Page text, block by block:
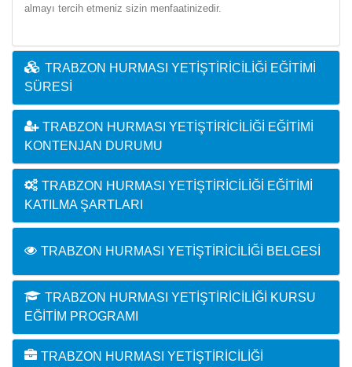
almayı tercih etmeniz sizin menfaatinizedir.
TRABZON HURMASI YETIŞTIRICILIĞI EĞITIMI
SÜRESI
TRABZON HURMASI YETIŞTIRICILIĞI EĞITIMI
KONTENJAN DURUMU
TRABZON HURMASI YETIŞTIRICILIĞI EĞITIMI
KATILMA ŞARTLARI
TRABZON HURMASI YETIŞTIRICILIĞI BELGESI
TRABZON HURMASI YETIŞTIRICILIĞI KURSU
EĞITIM PROGRAMI
TRABZON HURMASI YETIŞTIRICILIĞI